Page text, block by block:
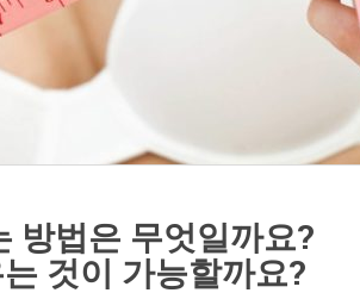
방법은 무엇일까요?
것이 가능할까요?